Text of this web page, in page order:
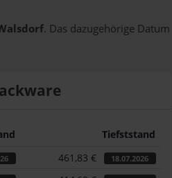
. Das dazugehörige Datum
Tiefststand
461,83 € 18.07.2026